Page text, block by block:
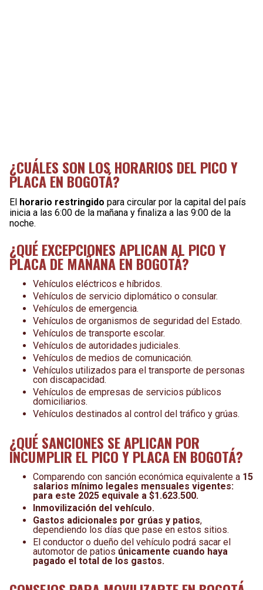
¿CUÁLES SON LOS HORARIOS DEL PICO Y
PLACA EN BOGOTÁ?
El horario restringido para circular por la capital del país
inicia a las 6:00 de la mañana y finaliza a las 9:00 de la
noche.
¿QUÉ EXCEPCIONES APLICAN AL PICO Y
PLACA DE MAÑANA EN BOGOTÁ?
Vehículos eléctricos e híbridos.
Vehículos de servicio diplomático o consular.
Vehículos de emergencia.
Vehículos de organismos de seguridad del Estado.
Vehículos de transporte escolar.
Vehículos de autoridades judiciales.
Vehículos de medios de comunicación.
Vehículos utilizados para el transporte de personas
con discapacidad.
Vehículos de empresas de servicios públicos
domiciliarios.
Vehículos destinados al control del tráfico y grúas.
¿QUÉ SANCIONES SE APLICAN POR
INCUMPLIR EL PICO Y PLACA EN BOGOTÁ?
Comparendo con sanción económica equivalente a 15
salarios mínimo legales mensuales vigentes:
para este 2025 equivale a $1.623.500.
Inmovilización del vehículo.
Gastos adicionales por grúas y patios,
dependiendo los días que pase en estos sitios.
El conductor o dueño del vehículo podrá sacar el
automotor de patios únicamente cuando haya
pagado el total de los gastos.